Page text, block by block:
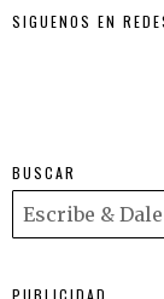
SIGUENOS EN
BUSCAR
PUBLICIDAD